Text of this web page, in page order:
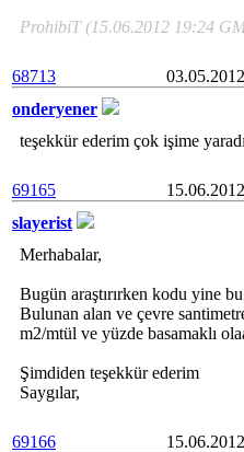
ProhibiT (15.06.2012 19:24
68713
onderyener
teşekkür ederim çok işime yaradı
69165
slayerist
Merhabalar,
Bugün araştırırken kodu yine
Bulunan alan ve çevre
m2/mtül ve yüzde basamaklı
Şimdiden teşekkür ederim
Saygılar,
69166